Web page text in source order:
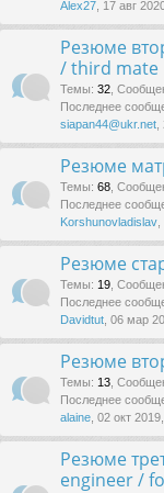
Alex27 , 17 авг
Резюме
/ third mate
Темы: 32
Последнее
siapan44@ukr.net
Резюме
Темы: 68
Последнее
Korshunovladislav
Резюме
Темы: 19
Последнее
Davidtut , 06 мар
Резюме
Темы: 13
Последнее
alaine , 02 окт
Резюме
engineer /